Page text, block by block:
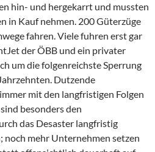
hin- und hergekarrt und mussten
in Kauf nehmen. 200 Güterzüge
fahren. Viele fuhren erst gar
der ÖBB und ein privater
um die folgenreichste Sperrung
Dutzende
mit den langfristigen Folgen
besonders den
das Desaster langfristig
noch mehr Unternehmen setzen